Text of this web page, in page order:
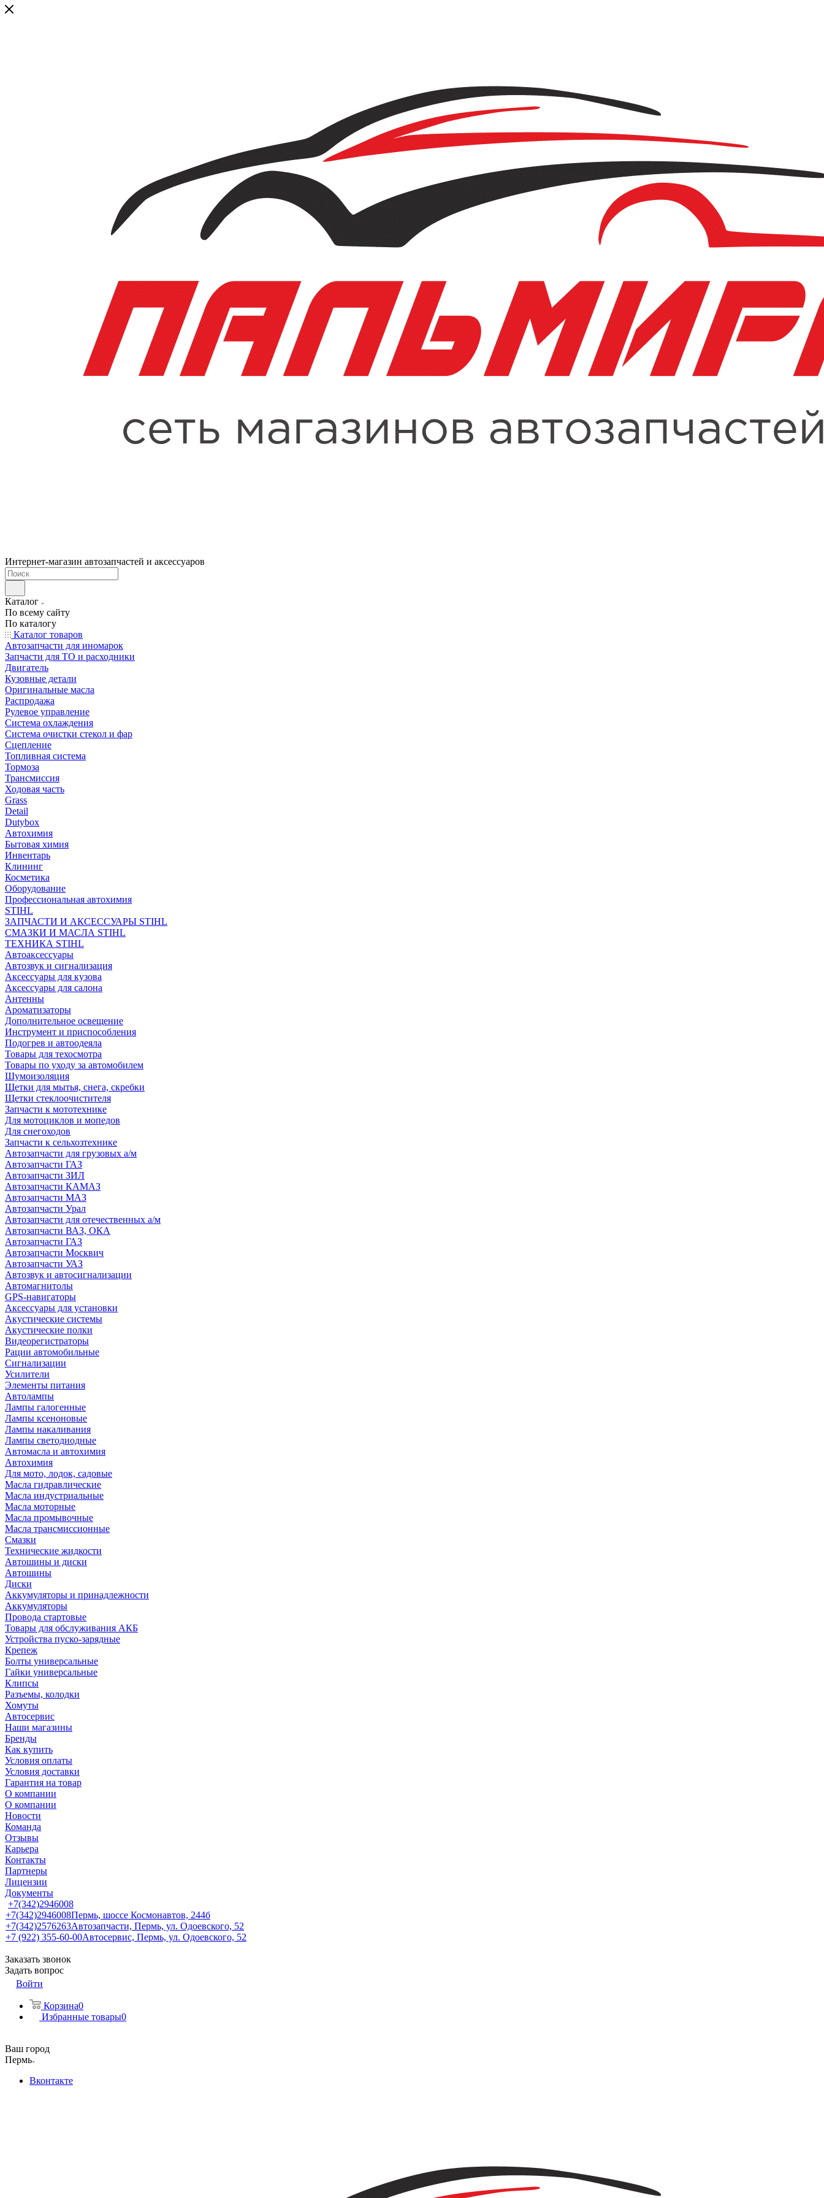
Интернет-магазин автозапчастей и аксессуаров
Каталог
По всему сайту
По каталогу
Каталог товаров
Автозапчасти для иномарок
Запчасти для ТО и расходники
Двигатель
Кузовные детали
Оригинальные масла
Распродажа
Рулевое управление
Система охлаждения
Система очистки стекол и фар
Сцепление
Топливная система
Тормоза
Трансмиссия
Ходовая часть
Grass
Detail
Dutybox
Автохимия
Бытовая химия
Инвентарь
Клининг
Косметика
Оборудование
Профессиональная автохимия
STIHL
ЗАПЧАСТИ И АКСЕССУАРЫ STIHL
СМАЗКИ И МАСЛА STIHL
ТЕХНИКА STIHL
Автоаксессуары
Автозвук и сигнализация
Аксессуары для кузова
Аксессуары для салона
Антенны
Ароматизаторы
Дополнительное освещение
Инструмент и приспособления
Подогрев и автоодеяла
Товары для техосмотра
Товары по уходу за автомобилем
Шумоизоляция
Щетки для мытья, снега, скребки
Щетки стеклоочистителя
Запчасти к мототехнике
Для мотоциклов и мопедов
Для снегоходов
Запчасти к сельхозтехнике
Автозапчасти для грузовых а/м
Автозапчасти ГАЗ
Автозапчасти ЗИЛ
Автозапчасти КАМАЗ
Автозапчасти МАЗ
Автозапчасти Урал
Автозапчасти для отечественных а/м
Автозапчасти ВАЗ, ОКА
Автозапчасти ГАЗ
Автозапчасти Москвич
Автозапчасти УАЗ
Автозвук и автосигнализации
Автомагнитолы
GPS-навигаторы
Аксессуары для установки
Акустические системы
Акустические полки
Видеорегистраторы
Рации автомобильные
Сигнализации
Усилители
Элементы питания
Автолампы
Лампы галогенные
Лампы ксеноновые
Лампы накаливания
Лампы светодиодные
Автомасла и автохимия
Автохимия
Для мото, лодок, садовые
Масла гидравлические
Масла индустриальные
Масла моторные
Масла промывочные
Масла трансмиссионные
Смазки
Технические жидкости
Автошины и диски
Автошины
Диски
Аккумуляторы и принадлежности
Аккумуляторы
Провода стартовые
Товары для обслуживания АКБ
Устройства пуско-зарядные
Крепеж
Болты универсальные
Гайки универсальные
Клипсы
Разъемы, колодки
Хомуты
Автосервис
Наши магазины
Бренды
Как купить
Условия оплаты
Условия доставки
Гарантия на товар
О компании
О компании
Новости
Команда
Отзывы
Карьера
Контакты
Партнеры
Лицензии
Документы
+7(342)2946008
+7(342)2946008Пермь, шоссе Космонавтов, 244б
+7(342)2576263Автозапчасти, Пермь, ул. Одоевского, 52
+7 (922) 355-60-00Автосервис, Пермь, ул. Одоевского, 52
Заказать звонок
Задать вопрос
Войти
Корзина0
Избранные товары0
Ваш город
Пермь
Вконтакте